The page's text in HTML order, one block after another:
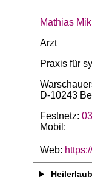
Mathias
Arzt
Praxis für
D-10243
Festnetz:
Mobil:
Web: